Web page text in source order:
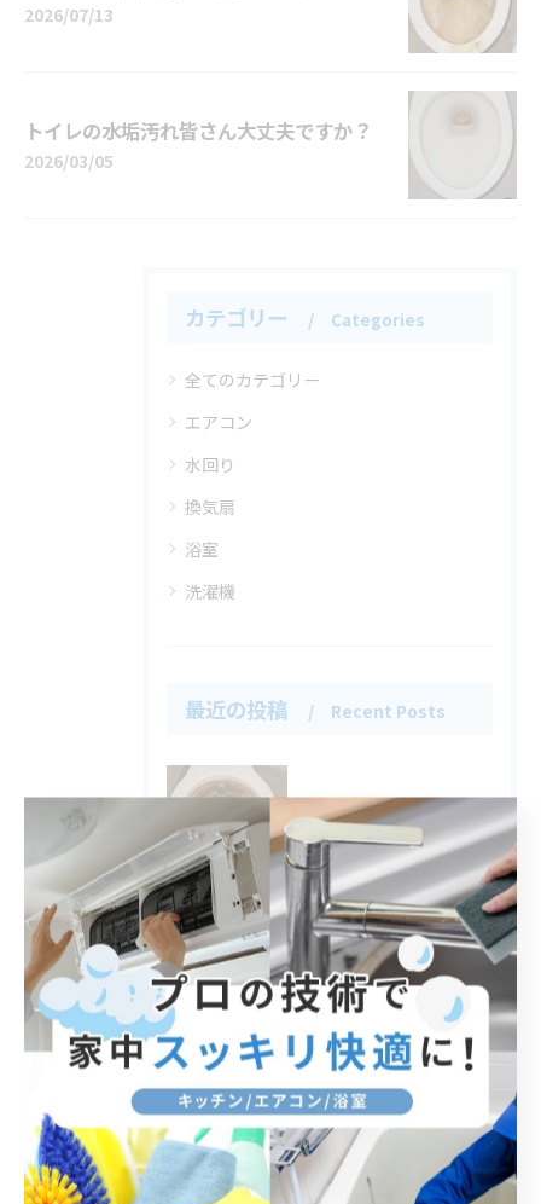
2026/07/13
トイレの水垢汚れ皆さん大丈夫ですか？
2026/03/05
カテゴリー Categories
全てのカテゴリー
エアコン
水回り
換気扇
浴室
洗濯機
最近の投稿 Recent Posts
2026/07/13
トイレの頑固な汚れと臭いもスッキリ♪
2026/05/08
湿度の高いこの時期は洗濯機もカビが増えます。
2026/05/08